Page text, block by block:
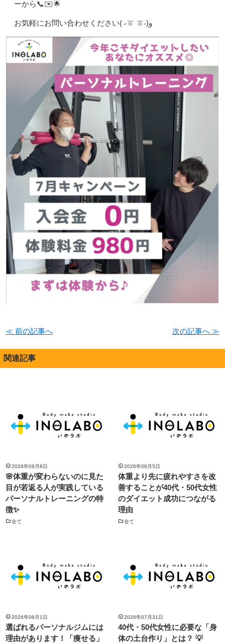
ーから📞✉️🌟
お気軽にお問い合わせください( ˶ㆆ ㆆ˶)و
≪ 前の記事へ 次の記事へ ≫
関連記事
2026年08月8日
🌸体重が変わらないのに見た
目が若返る人が実践している
パーソナルトレーニングの特
徴✨
全て
2026年08月5日
体重より先に疲れやすさを改
善することが40代・50代女性
のダイエット成功につながる
理由
全て
2026年08月1日
選ばれるパーソナルジムには
理由があります！「痩せる」
2026年07月31日
40代・50代女性に必要な「身
体の土台作り」とは？ 💡